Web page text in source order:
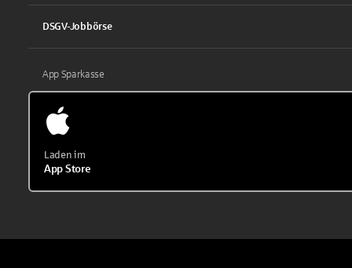
DSGV-Jobbörse
App Sparkasse
Laden im
App Store